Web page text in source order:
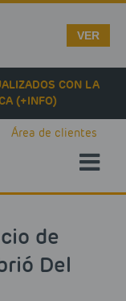
CON LA
(+INFO)
Área de clientes
de
Del
VER